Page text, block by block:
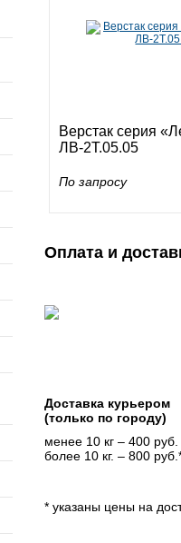
Верстак серия
ЛВ-2Т.05.05
По запросу
Оплата и
Доставка курьером
(только по городу)
менее 10 кг – 400 руб.
более 10 кг. – 800
* указаны цены на